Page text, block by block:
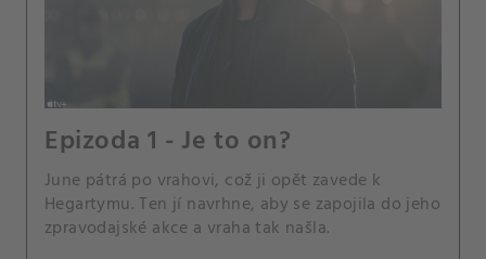
Epizoda 1 - Je to on?
June pátrá po vrahovi, což ji opět zavede k
Hegartymu. Ten jí navrhne, aby se zapojila do jeho
zpravodajské akce a vraha tak našla.